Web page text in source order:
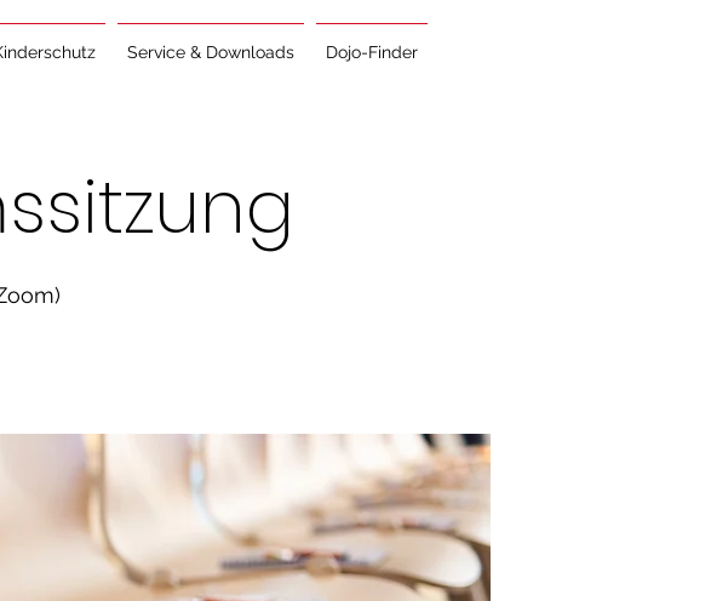
Service & Downloads Dojo-Finder